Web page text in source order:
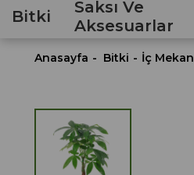
Bitki
Saksı Ve
Aksesuarlar
Anasayfa Bitki İç Mekan